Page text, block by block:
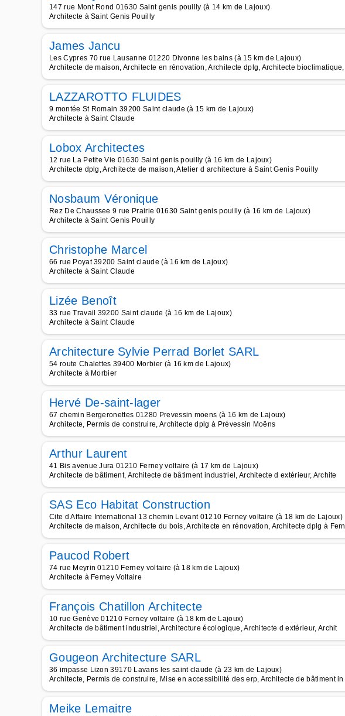
147 rue Mont Rond 01630 Saint genis pouilly (à 14 km de Lajoux)
Architecte à Saint Genis Pouilly
James Jancu
Les Cypres 70 rue Lausanne 01220 Divonne les bains (à 15 km de Lajoux)
Architecte de maison, Architecte en rénovation, Architecte dplg, Architecte bioclimatique,
LAZZAROTTO FLUIDES
9 montée St Romain 39200 Saint claude (à 15 km de Lajoux)
Architecte à Saint Claude
Lobox Architectes
12 rue La Petite Vie 01630 Saint genis pouilly (à 16 km de Lajoux)
Architecte dplg, Architecte de maison, Atelier d architecture à Saint Genis Pouilly
Nosbaum Véronique
Rez De Chaussee 9 rue Prairie 01630 Saint genis pouilly (à 16 km de Lajoux)
Architecte à Saint Genis Pouilly
Christophe Marcel
66 rue Poyat 39200 Saint claude (à 16 km de Lajoux)
Architecte à Saint Claude
Lizée Benoît
33 rue Travail 39200 Saint claude (à 16 km de Lajoux)
Architecte à Saint Claude
Architecture Sylvie Perrad Borlet SARL
54 route Chalettes 39400 Morbier (à 16 km de Lajoux)
Architecte à Morbier
Hervé De-saint-lager
67 chemin Bergeronettes 01280 Prevessin moens (à 16 km de Lajoux)
Architecte, Permis de construire, Architecte dplg à Prévessin Moëns
Arthur Laurent
41 Bis avenue Jura 01210 Ferney voltaire (à 17 km de Lajoux)
Architecte de bâtiment, Architecte de bâtiment industriel, Architecte d extérieur, Archite
SAS Eco Habitat Construction
Cite d Affaire International 13 chemin Levant 01210 Ferney voltaire (à 18 km de Lajoux)
Architecte de maison, Architecte du bois, Architecte en rénovation, Architecte dplg à Fern
Paucod Robert
74 rue Meyrin 01210 Ferney voltaire (à 18 km de Lajoux)
Architecte à Ferney Voltaire
François Chatillon Architecte
10 rue Genève 01210 Ferney voltaire (à 18 km de Lajoux)
Architecte de bâtiment industriel, Architecture écologique, Architecte d extérieur, Archit
Gougeon Architecture SARL
36 impasse Lizon 39170 Lavans les saint claude (à 23 km de Lajoux)
Architecte, Permis de construire, Mise en accessibilité des erp, Architecte de bâtiment in
Meike Lemaitre